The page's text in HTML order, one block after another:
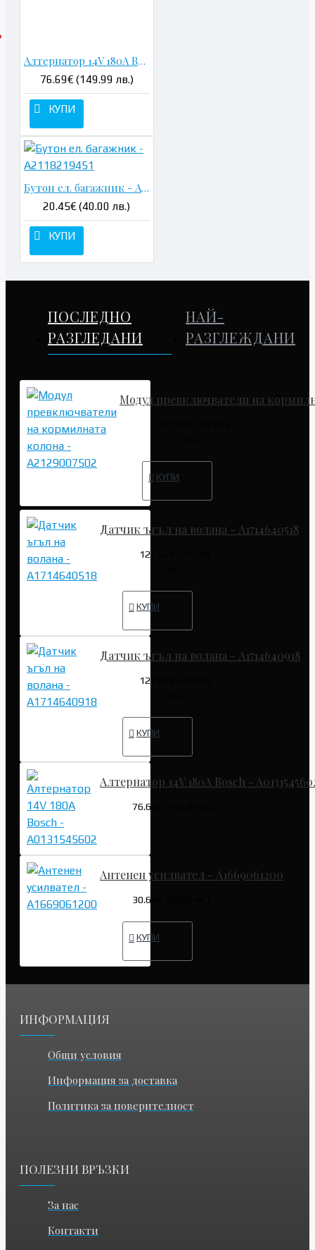
Алтернатор 14V 180A Bosch - A0131545602
76.69€ (149.99 лв.)
КУПИ
Бутон ел. багажник - A2118219451
20.45€ (40.00 лв.)
КУПИ
ПОСЛЕДНО
РАЗГЛЕДАНИ
НАЙ-
РАЗГЛЕЖДАНИ
Модул превключватели на
КУПИ
Датчик ъгъл на волана - A1714640518
127.82€ (249.99
КУПИ
Датчик ъгъл на волана - A1714640918
127.82€ (249.99
КУПИ
Алтернатор 14V 180A Bosch -
76.69€ (149.99 лв.)
Антенен усилвател - A1669061200
30.68€ (60.00 лв.)
КУПИ
ИНФОРМАЦИЯ
Общи условия
Информация за доставка
Политика за поверителност
ПОЛЕЗНИ ВРЪЗКИ
За нас
Контакти